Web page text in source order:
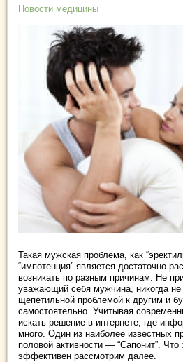
Новости медицины
Такая мужская проблема, как
“импотенция” является достаточно
возникать по разным причинам. Не
уважающий себя мужчина, никогда не
щепетильной проблемой к другим и
самостоятельно. Учитывая
искать решение в интернете, где
много. Один из наиболее известных
половой активности — “Сапонит”. Что
эффективен рассмотрим далее.